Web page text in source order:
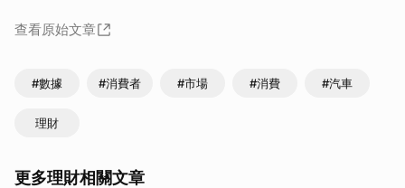
查看原始文章
#數據 #消費者 #市場 #消費 #汽車
理財
更多理財相關文章